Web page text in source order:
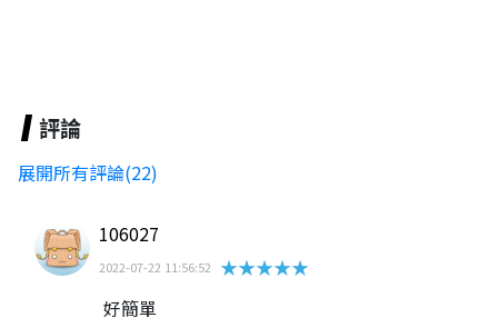
評論
展開所有評論(22)
106027
2022-07-22 11:56:52
★★★★★
好簡單